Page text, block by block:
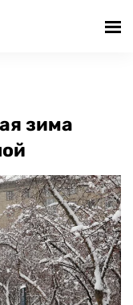
зима